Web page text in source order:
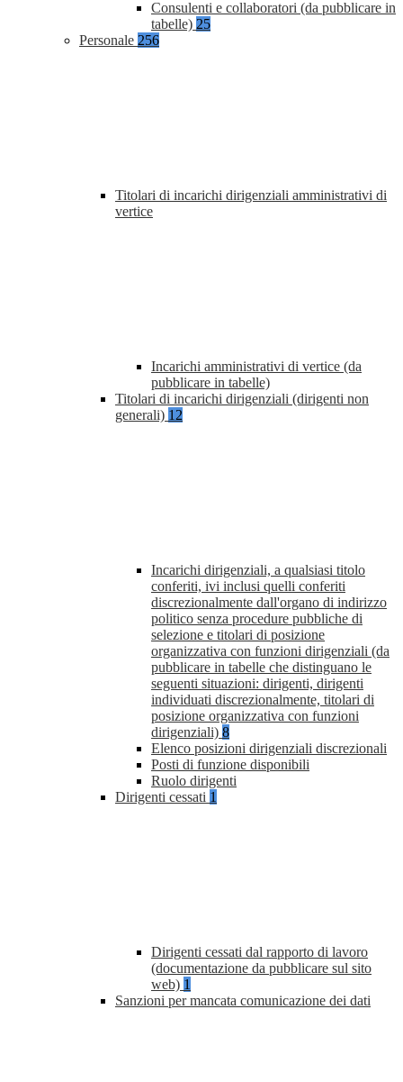
Consulenti e collaboratori (da pubblicare in
tabelle) 25
Personale 256
Titolari di incarichi dirigenziali amministrativi di
vertice
Incarichi amministrativi di vertice (da
pubblicare in tabelle)
Titolari di incarichi dirigenziali (dirigenti non
generali) 12
Incarichi dirigenziali, a qualsiasi titolo
conferiti, ivi inclusi quelli conferiti
discrezionalmente dall'organo di indirizzo
politico senza procedure pubbliche di
selezione e titolari di posizione
organizzativa con funzioni dirigenziali (da
pubblicare in tabelle che distinguano le
seguenti situazioni: dirigenti, dirigenti
individuati discrezionalmente, titolari di
posizione organizzativa con funzioni
dirigenziali) 8
Elenco posizioni dirigenziali discrezionali
Posti di funzione disponibili
Ruolo dirigenti
Dirigenti cessati 1
Dirigenti cessati dal rapporto di lavoro
(documentazione da pubblicare sul sito
web) 1
Sanzioni per mancata comunicazione dei dati